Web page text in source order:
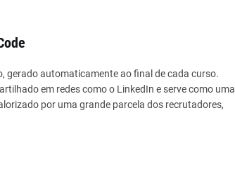
gerado automaticamente ao final de cada curso.
em redes como o LinkedIn e serve como uma
por uma grande parcela dos recrutadores,